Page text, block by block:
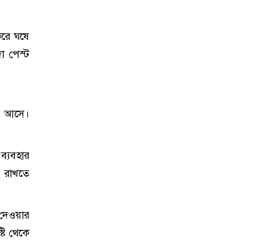
ঘষে
পেস্ট
আসে।
থেকে